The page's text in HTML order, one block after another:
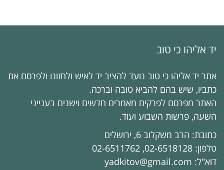
יד אליהו כי טוב
אתר יד אליהו כי טוב נועד להציב יד לאיש ולחזונו ולפרסם את
כתביו, שיש בהם להביא טובה וברכה.
האתר מפרסם לפרקים מאמרים חדשים וישנים בענייני
השעה, פרשות השבוע ועוד.
כתובת: הרב משקלוב 6, ירושלים
טלפון: 02-6518128, 02-6511762
דוא"ל: yadkitov@gmail.com